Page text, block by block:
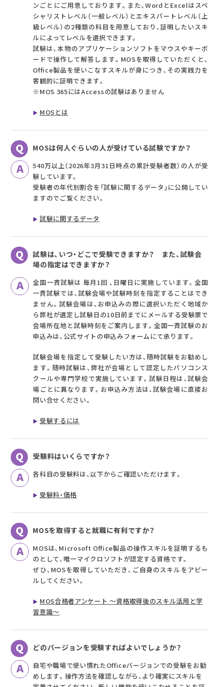
ンごとにご用意しております。また、WordとExcelはスペ
シャリストレベル（一般レベル）とエキスパートレベル（上
級レベル）の2種類の科目を用意しており、証明したいスキ
ルによってレベルを選択できます。
試験は、本物のアプリケーションソフトをマウスやキーボ
ードで操作して解答します。MOSを取得していただくと、
Office製品を使いこなすスキルが身につき、その実践力を
客観的に証明できます。
※MOS 365にはAccessの試験はありません
MOSとは
MOSは何人ぐらいの人が受けている試験ですか？
540万以上（2026年3月31日時点の累計受験者数）の人が受
験しています。
受験者の年代別割合を「試験に関するデータ」に公開してい
ますのでご覧ください。
試験に関するデータ
試験は、いつ・どこで受験できますか？ また、試験会
場の指定はできますか？
全国一斉試験は 毎月1回 、日曜日に実施しています。全国
一斉試験では、試験会場や試験時刻を指定することはでき
ません。試験会場は、お申込みの際に選択いただく地域か
ら弊社が選定し試験日の10日前までにメールする受験票で
会場所在地と試験時刻をご案内します。全国一斉試験のお
申込みは、公式サイトの申込みフォームにて承ります。
試験会場を指定して受験したい方は、随時試験をお勧めし
ます。随時試験は、弊社が会場として認定したパソコンス
クールや専門学校で実施しています。試験日程は、試験会
場ごとに異なります。お申込み方法は、試験会場に直接お
問い合せください。
受験するには
受験料はいくらですか？
各科目の受験料は、以下からご確認いただけます。
受験料・価格
MOSを取得すると就職に有利ですか？
MOSは、Microsoft Office製品の操作スキルを証明するも
のとして、唯一マイクロソフトが認定する資格です。
ぜひ、MOSを取得していただき、ご自身のスキルをアピー
ルしてください。
MOS合格者アンケート ～資格取得後のスキル活用と学
習意識～
どのバージョンを受験すればよいでしょうか？
自宅や職場で使い慣れたOfficeバージョンでの受験をお勧
めします。操作方法を確認しながら、より確実にスキルを